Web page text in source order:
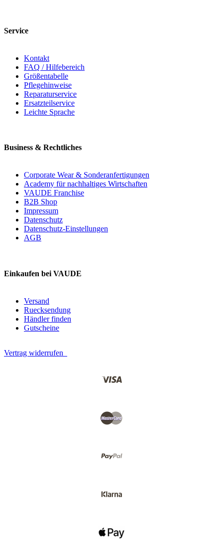
Service
Kontakt
FAQ / Hilfebereich
Größentabelle
Pflegehinweise
Reparaturservice
Ersatzteilservice
Leichte Sprache
Business & Rechtliches
Corporate Wear & Sonderanfertigungen
Academy für nachhaltiges Wirtschaften
VAUDE Franchise
B2B Shop
Impressum
Datenschutz
Datenschutz-Einstellungen
AGB
Einkaufen bei VAUDE
Versand
Ruecksendung
Händler finden
Gutscheine
Vertrag widerrufen